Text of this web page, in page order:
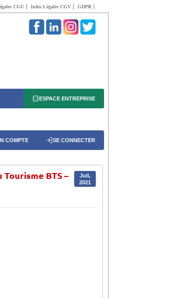
CGU Infos Légales CGV GDPR
ESPACE ENTREPRISE
COMPTE SE CONNECTER
BTS –
Juil,
2021